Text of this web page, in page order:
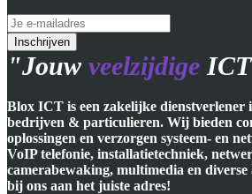
"Jouw veelzijdige
Blox ICT is een zakelijke dienstverlener
bedrijven & particulieren. Wij bieden
oplossingen en verzorgen systeem- en
VoIP telefonie, installatietechniek,
camerabewaking, multimedia en diverse
bij ons aan het juiste adres!